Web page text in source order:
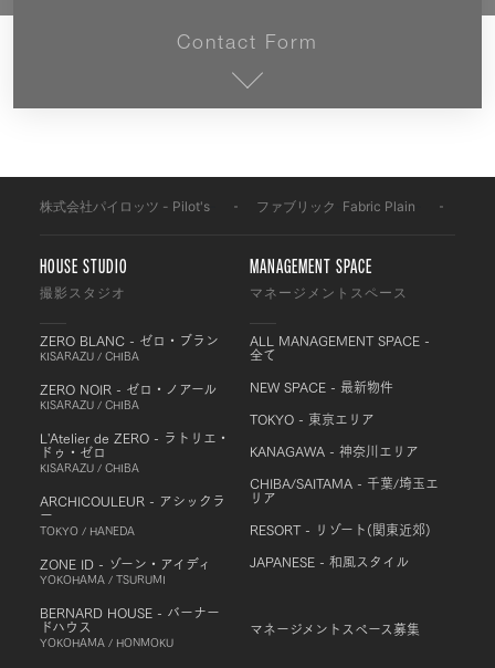
Contact Form
株式会社パイロッツ - Pilot's ファブリック Fabric Plain
HOUSE STUDIO
撮影スタジオ
ZERO BLANC - ゼロ・ブラン
KISARAZU / CHIBA
ZERO NOIR - ゼロ・ノアール
KISARAZU / CHIBA
L'Atelier de ZERO - ラトリエ・
ドゥ・ゼロ
KISARAZU / CHIBA
ARCHICOULEUR - アシックラ
ー
TOKYO / HANEDA
ZONE ID - ゾーン・アイディ
YOKOHAMA / TSURUMI
BERNARD HOUSE - バーナー
ドハウス
YOKOHAMA / HONMOKU
MANAGEMENT SPACE
マネージメントスペース
ALL MANAGEMENT SPACE -
全て
NEW SPACE - 最新物件
TOKYO - 東京エリア
KANAGAWA - 神奈川エリア
CHIBA/SAITAMA - 千葉/埼玉エ
リア
RESORT - リゾート(関東近郊)
JAPANESE - 和風スタイル
マネージメントスペース募集